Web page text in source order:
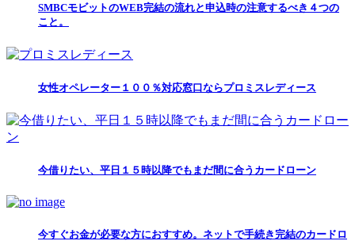
SMBCモビットのWEB完結の流れと申込時の注意するべき４つの
こと。
女性オペレーター１００％対応窓口ならプロミスレディース
今借りたい、平日１５時以降でもまだ間に合うカードローン
今すぐお金が必要な方におすすめ。ネットで手続き完結のカードロ